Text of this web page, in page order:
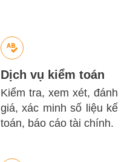
Dịch vụ kiểm toán
Kiểm tra, xem xét, đánh
giá, xác minh số liệu kế
toán, báo cáo tài chính.